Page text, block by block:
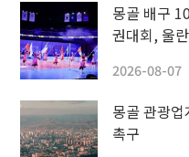
몽골 배구
권대회, 울
2026-08-07
몽골 관광
촉구